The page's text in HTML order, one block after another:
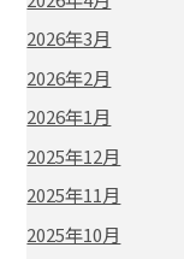
2026年3月
2026年2月
2026年1月
2025年12月
2025年11月
2025年10月